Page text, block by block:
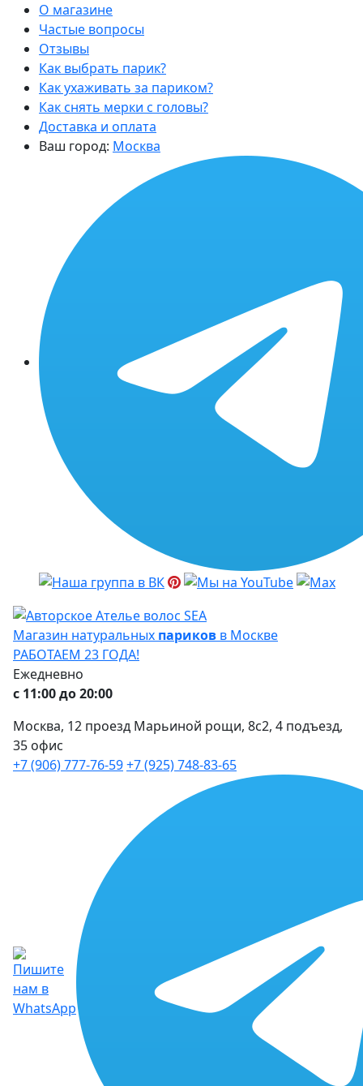
О магазине
Частые вопросы
Отзывы
Как выбрать парик?
Как ухаживать за париком?
Как снять мерки с головы?
Доставка и оплата
Ваш город: Москва
Магазин натуральных париков в Москве
РАБОТАЕМ 23 ГОДА!
Ежедневно
с 11:00 до 20:00
Москва, 12 проезд Марьиной рощи, 8с2, 4 подъезд,
35 офис
+7 (906) 777-76-59+7 (925) 748-83-65